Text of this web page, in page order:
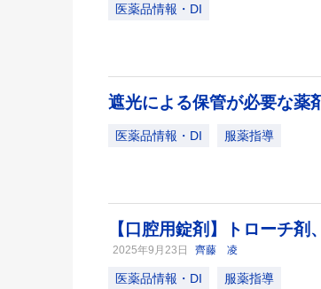
医薬品情報・DI
遮光による保管が必要な薬
医薬品情報・DI 服薬指導
【口腔用錠剤】トローチ
2025年9月23日 齊藤 凌
医薬品情報・DI 服薬指導